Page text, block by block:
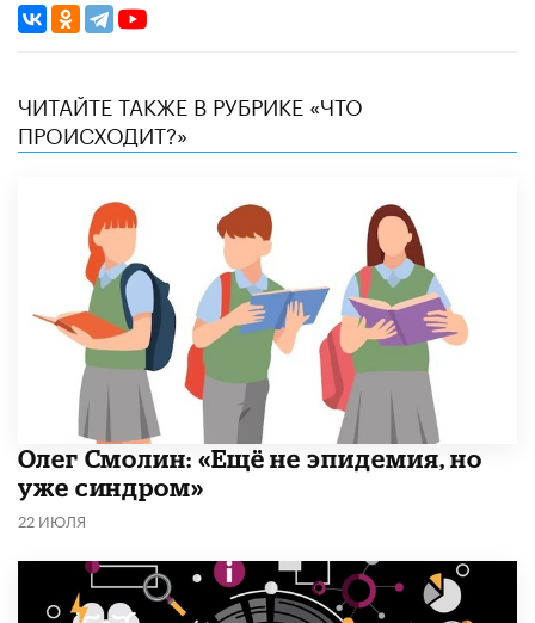
ЧИТАЙТЕ ТАКЖЕ В РУБРИКЕ «ЧТО
ПРОИСХОДИТ?»
​Олег Смолин: «Ещё не эпидемия, но
уже синдром»
22 ИЮЛЯ